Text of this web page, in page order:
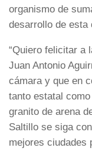
organismo de
desarrollo de esta
“Quiero felicitar a
Juan Antonio
cámara y que en
tanto estatal
granito de arena
Saltillo se siga
mejores ciudades